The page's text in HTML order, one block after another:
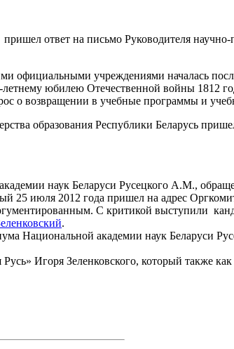
ответ на письмо Руководителя научно-
официальными учреждениями началась
юбилею Отечественной войны 1812
о возвращении в учебные программы и
образования Республики Беларусь
наук Беларуси Русецкого A.M.,
25 июля 2012 года пришел на адрес
С критикой выступили
.
Национальной академии наук Беларуси
Игоря Зеленковского, который также